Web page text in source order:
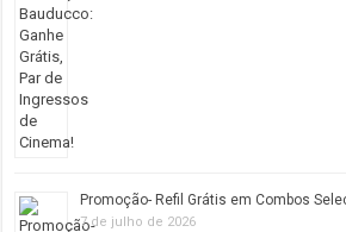
Promoção- Refil Grátis em Combos
7 de julho de 2026